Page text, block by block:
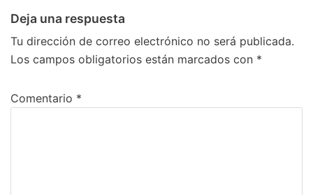
Deja una respuesta
Tu dirección de correo electrónico no será publicada.
Los campos obligatorios están marcados con *
Comentario *